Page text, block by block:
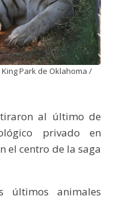
Park de Oklahoma /
al último de
privado en
el centro de la saga
animales